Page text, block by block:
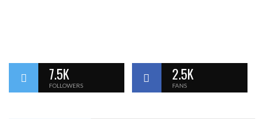
7.5K
FOLLOWERS
2.5K
FANS